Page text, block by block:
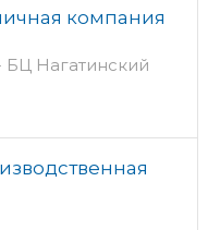
компания
БЦ Нагатинский